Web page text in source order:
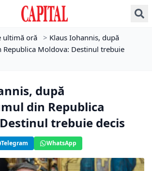
ultimă oră > Klaus Iohannis, după
Moldova: Destinul trebuie
după
din Republica
trebuie decis
Telegram WhatsApp